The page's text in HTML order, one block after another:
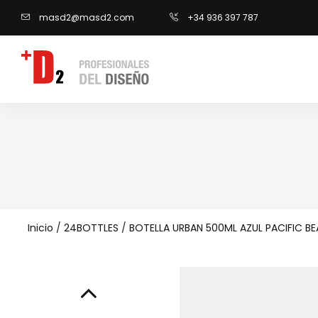
masd2@masd2.com +34 936 397 787
Inicio / 24BOTTLES / BOTELLA URBAN 500ML AZUL PACIFIC